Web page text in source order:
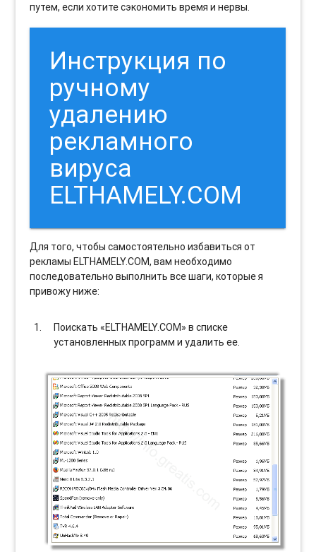
путем, если хотите сэкономить время и нервы.
Инструкция по
ручному
удалению
рекламного
вируса
ELTHAMELY.COM
Для того, чтобы самостоятельно избавиться от
рекламы ELTHAMELY.COM, вам необходимо
последовательно выполнить все шаги, которые я
привожу ниже:
Поискать «ELTHAMELY.COM» в списке
установленных программ и удалить ее.